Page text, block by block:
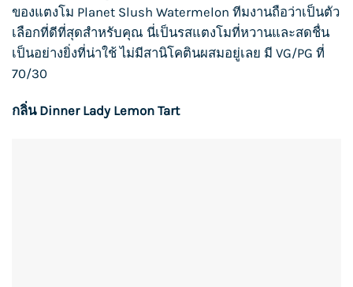
ของแตงโม Planet Slush Watermelon ทีมงานถือว่าเป็นตัว
เลือกที่ดีที่สุดสำหรับคุณ นี่เป็นรสแตงโมที่หวานและสดชื่น
เป็นอย่างยิ่งที่น่าใช้ ไม่มีสานิโคตินผสมอยู่เลย มี VG/PG ที่
70/30
กลิ่น Dinner Lady Lemon Tart